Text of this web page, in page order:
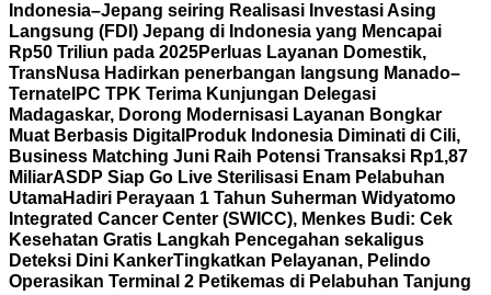
Indonesia–Jepang seiring Realisasi Investasi Asing
Langsung (FDI) Jepang di Indonesia yang Mencapai
Rp50 Triliun pada 2025Perluas Layanan Domestik,
TransNusa Hadirkan penerbangan langsung Manado–
Ternate IPC TPK Terima Kunjungan Delegasi
Madagaskar, Dorong Modernisasi Layanan Bongkar
Muat Berbasis Digital Produk Indonesia Diminati di Cili,
Business Matching Juni Raih Potensi Transaksi Rp1,87
MiliarASDP Siap Go Live Sterilisasi Enam Pelabuhan
UtamaHadiri Perayaan 1 Tahun Suherman Widyatomo
Integrated Cancer Center (SWICC), Menkes Budi: Cek
Kesehatan Gratis Langkah Pencegahan sekaligus
Deteksi Dini KankerTingkatkan Pelayanan, Pelindo
Operasikan Terminal 2 Petikemas di Pelabuhan Tanjung